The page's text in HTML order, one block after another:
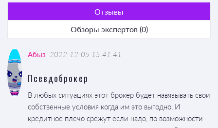
Отзывы
Обзоры экспертов (0)
Абыз 2022-12-05 15:41:41
Псевдоброкер
В любых ситуациях этот брокер будет навязывать свои
собственные условия когда им это выгодно, И
кредитное плечо срежут если надо, по возможности